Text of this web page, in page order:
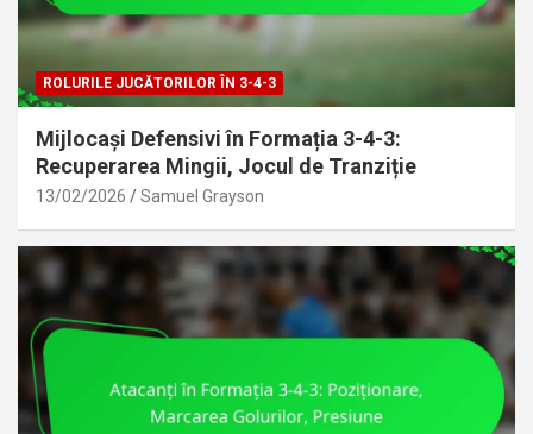
ROLURILE JUCĂTORILOR ÎN 3-4-3
Mijlocași Defensivi în Formația 3-4-3:
Recuperarea Mingii, Jocul de Tranziție
13/02/2026 Samuel Grayson